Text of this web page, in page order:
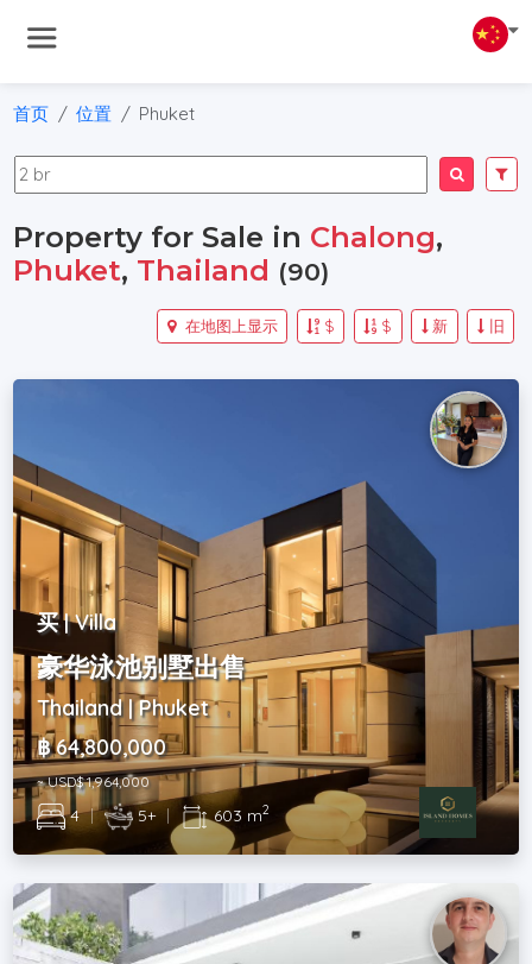
首页 位置 Phuket
Property for Sale in Chalong,
Phuket, Thailand (90)
旧
新
$
$
在地图上显示
买 | Villa
豪华泳池别墅出售
Thailand | Phuket
฿ 64,800,000
~ USD$ 1,964,000
4 | 5+ | 603 m2